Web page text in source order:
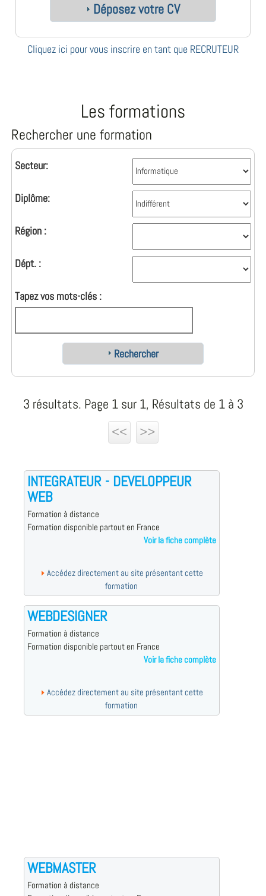
Déposez votre CV
Cliquez ici pour vous inscrire en tant que RECRUTEUR
Les formations
Rechercher une formation
Secteur:
Diplôme:
Région :
Dépt. :
Tapez vos mots-clés :
Rechercher
3 résultats. Page 1 sur 1, Résultats de 1 à 3
<<
>>
INTEGRATEUR - DEVELOPPEUR
WEB
Formation à distance
Formation disponible partout en France
Voir la fiche complète
Accédez directement au site présentant cette
formation
WEBDESIGNER
Formation à distance
Formation disponible partout en France
Voir la fiche complète
Accédez directement au site présentant cette
formation
WEBMASTER
Formation à distance